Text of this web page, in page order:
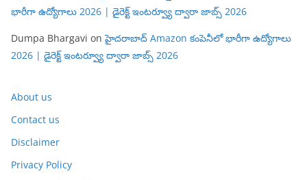
భారీగా ఉద్యోగాలు 2026 | డైరెక్ట్ ఇంటర్వ్యూ ద్వారా జాబ్స్ 2026
Dumpa Bhargavi onహైదరాబాద్ Amazon కంపెనీలో భారీగా ఉద్యోగాలు
2026 | డైరెక్ట్ ఇంటర్వ్యూ ద్వారా జాబ్స్ 2026
About us
Contact us
Disclaimer
Privacy Policy